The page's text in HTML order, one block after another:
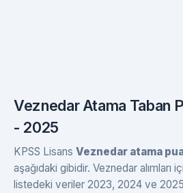
Veznedar Atama Taban
- 2025
KPSS Lisans Veznedar atama
aşağıdaki gibidir. Veznedar alımları
listedeki veriler 2023, 2024 ve 2025